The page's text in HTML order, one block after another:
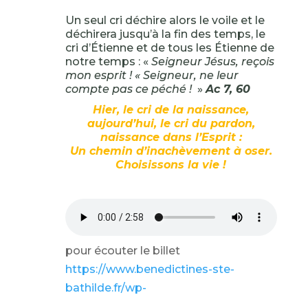
Un seul cri déchire alors le voile et le
déchirera jusqu’à la fin des temps, le
cri d’Étienne et de tous les Étienne de
notre temps : « Seigneur Jésus, reçois
mon esprit ! « Seigneur, ne leur
compte pas ce péché !»Ac 7, 60
Hier, le cri de la naissance,
aujourd’hui, le cri du pardon,
naissance dans l’Esprit :
Un chemin d’inachèvement à oser.
Choisissons la vie !
pour écouter le billet
https://www.benedictines-ste-
bathilde.fr/wp-